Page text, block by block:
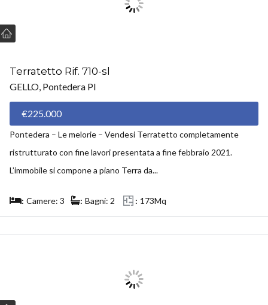
Terratetto Rif. 710-sl
GELLO, Pontedera PI
€225.000
Pontedera – Le melorie – Vendesi Terratetto completamente
ristrutturato con fine lavori presentata a fine febbraio 2021.
L’immobile si compone a piano Terra da...
Camere: 3 Bagni: 2 173Mq